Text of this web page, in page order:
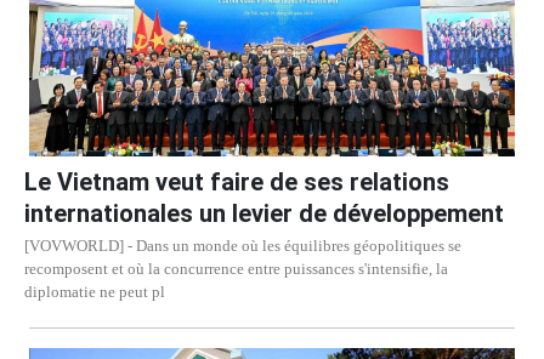
Le Vietnam veut faire de ses relations
internationales un levier de développement
[VOVWORLD] - Dans un monde où les équilibres géopolitiques se
recomposent et où la concurrence entre puissances s'intensifie, la
diplomatie ne peut pl